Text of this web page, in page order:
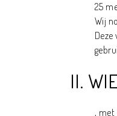
25
Wij
II.
, met